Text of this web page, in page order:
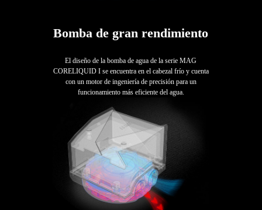
Bomba de gran rendimiento
El diseño de la bomba de agua de la serie MAG
CORELIQUID I se encuentra en el cabezal frío y cuenta
con un motor de ingeniería de precisión para un
funcionamiento más eficiente del agua.